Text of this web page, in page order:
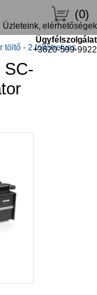
(0)
Üzleteink, elérhetőségek
Ügyfélszolgálat
+3620-599-9922
töltő - 2 töltőhelyes
SC-